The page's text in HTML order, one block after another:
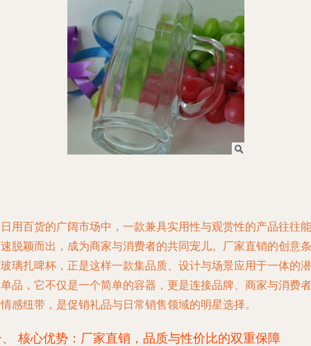
用百货的广阔市场中，一款兼具实用性与观赏性的产品往往能
脱颖而出，成为商家与消费者的共同宠儿。厂家直销的创意条
璃扎啤杯，正是这样一款集品质、设计与场景应用于一体的潜
品，它不仅是一个简单的容器，更是连接品牌、商家与消费者
感纽带，是促销礼品与日常销售领域的明星选择。
核心优势：厂家直销，品质与性价比的双重保障